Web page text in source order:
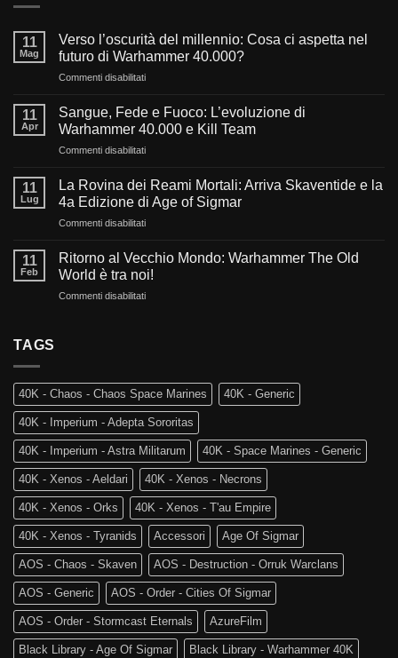
11
Mag
Verso l’oscurità del millennio: Cosa ci aspetta nel
futuro di Warhammer 40.000?
Commenti disabilitatisu
l’oscurità
del
millennio:
Cosa
aspetta
nel
futuro
di
40.000?
11
Apr
Sangue, Fede e Fuoco: L’evoluzione di
Warhammer 40.000 e Kill Team
Commenti disabilitatisu
Fede
e
Fuoco:
L’evoluzione
Warhammer
40.000
Kill
11
Lug
La Rovina dei Reami Mortali: Arriva Skaventide e la
4a Edizione di Age of Sigmar
Commenti disabilitatisu
Rovina
dei
Reami
Mortali:
Edizione
di
Age
of
Sigmar
11
Feb
Ritorno al Vecchio Mondo: Warhammer The Old
World è tra noi!
Commenti disabilitatisu
The
Old
World
tra
noi!
TAGS
40K - Chaos - Chaos Space Marines 40K - Generic
40K - Imperium - Adepta Sororitas
40K - Imperium - Astra Militarum 40K - Space Marines - Generic
40K - Xenos - Aeldari 40K - Xenos - Necrons
40K - Xenos - Orks 40K - Xenos - T'au Empire
40K - Xenos - Tyranids Accessori Age Of Sigmar
AOS - Chaos - Skaven AOS - Destruction - Orruk Warclans
AOS - Generic AOS - Order - Cities Of Sigmar
AOS - Order - Stormcast Eternals AzureFilm
Black Library - Age Of Sigmar Black Library - Warhammer 40K